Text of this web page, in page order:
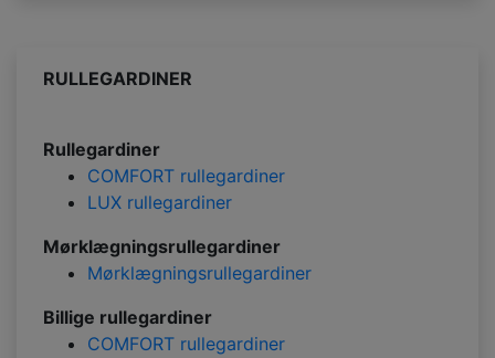
RULLEGARDINER
Rullegardiner
COMFORT rullegardiner
LUX rullegardiner
Mørklægningsrullegardiner
Mørklægningsrullegardiner
Billige rullegardiner
COMFORT rullegardiner